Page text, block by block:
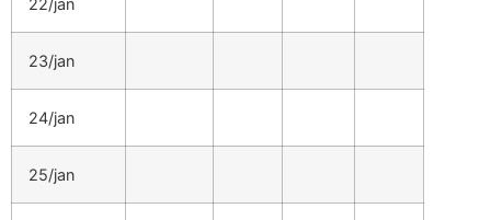
22/jan
23/jan
24/jan
25/jan